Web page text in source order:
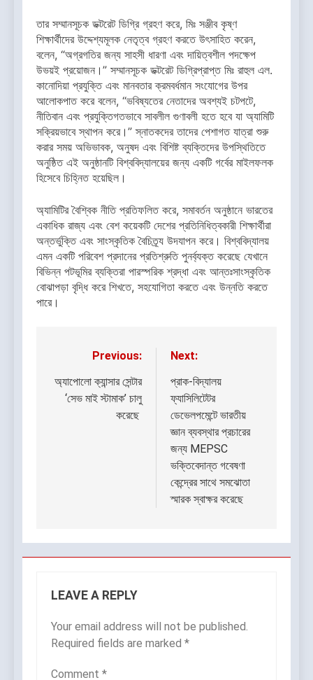
তার সম্মানসূচক ডক্টরেট ডিগ্রি গ্রহণ করে, মিঃ সঞ্জীব কৃষ্ণ
শিক্ষার্থীদের উদ্দেশ্যমূলক নেতৃত্ব গ্রহণ করতে উৎসাহিত করেন,
বলেন, “অগ্রগতির জন্য সাহসী ধারণা এবং দায়িত্বশীল পদক্ষেপ
উভয়ই প্রয়োজন।” সম্মানসূচক ডক্টরেট ডিগ্রিপ্রাপ্ত মিঃ রাহুল এল.
কানোদিয়া প্রযুক্তি এবং মানবতার ক্রমবর্ধমান সংযোগের উপর
আলোকপাত করে বলেন, “ভবিষ্যতের নেতাদের অবশ্যই চটপটে,
নীতিবান এবং প্রযুক্তিগতভাবে সাবলীল গুণাবলী হতে হবে যা অ্যামিটি
সক্রিয়ভাবে স্থাপন করে।” স্নাতকদের তাদের পেশাগত যাত্রা শুরু
করার সময় অভিভাবক, অনুষদ এবং বিশিষ্ট ব্যক্তিদের উপস্থিতিতে
অনুষ্ঠিত এই অনুষ্ঠানটি বিশ্ববিদ্যালয়ের জন্য একটি গর্বের মাইলফলক
হিসেবে চিহ্নিত হয়েছিল।
অ্যামিটির বৈশ্বিক নীতি প্রতিফলিত করে, সমাবর্তন অনুষ্ঠানে ভারতের
একাধিক রাজ্য এবং বেশ কয়েকটি দেশের প্রতিনিধিত্বকারী শিক্ষার্থীরা
অন্তর্ভুক্তি এবং সাংস্কৃতিক বৈচিত্র্য উদযাপন করে। বিশ্ববিদ্যালয়
এমন একটি পরিবেশ প্রদানের প্রতিশ্রুতি পুনর্ব্যক্ত করেছে যেখানে
বিভিন্ন পটভূমির ব্যক্তিরা পারস্পরিক শ্রদ্ধা এবং আন্তঃসাংস্কৃতিক
বোঝাপড়া বৃদ্ধি করে শিখতে, সহযোগিতা করতে এবং উন্নতি করতে
পারে।
navigation
Previous:
অ্যাপোলো ক্যান্সার সেন্টার
‘সেভ মাই স্টামাক’ চালু
করেছে
Next:
প্রাক-বিদ্যালয়
ফ্যাসিলিটেটর
ডেভেলপমেন্টে ভারতীয়
জ্ঞান ব্যবস্থার প্রচারের
জন্য MEPSC
ভক্তিবেদান্ত গবেষণা
কেন্দ্রের সাথে সমঝোতা
স্মারক স্বাক্ষর করেছে
LEAVE A REPLY
Your email address will not be published.
Required fields are marked *
Comment *